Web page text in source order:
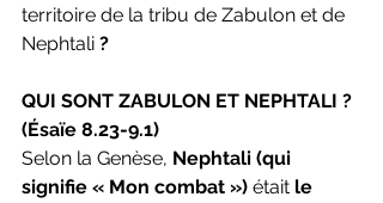
territoire de la tribu de Zabulon et de
Nephtali ?
QUI SONT ZABULON ET NEPHTALI ?
(Ésaïe 8.23-9.1)
Selon la Genèse, Nephtali (qui
signifie « Mon combat ») était le